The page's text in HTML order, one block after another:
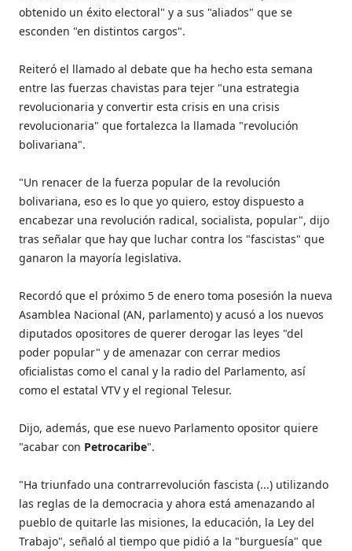
obtenido un éxito electoral" y a sus "aliados" que se
esconden "en distintos cargos".
Reiteró el llamado al debate que ha hecho esta semana
entre las fuerzas chavistas para tejer "una estrategia
revolucionaria y convertir esta crisis en una crisis
revolucionaria" que fortalezca la llamada "revolución
bolivariana".
"Un renacer de la fuerza popular de la revolución
bolivariana, eso es lo que yo quiero, estoy dispuesto a
encabezar una revolución radical, socialista, popular", dijo
tras señalar que hay que luchar contra los "fascistas" que
ganaron la mayoría legislativa.
Recordó que el próximo 5 de enero toma posesión la nueva
Asamblea Nacional (AN, parlamento) y acusó a los nuevos
diputados opositores de querer derogar las leyes "del
poder popular" y de amenazar con cerrar medios
oficialistas como el canal y la radio del Parlamento, así
como el estatal VTV y el regional Telesur.
Dijo, además, que ese nuevo Parlamento opositor quiere
"acabar con Petrocaribe".
"Ha triunfado una contrarrevolución fascista (...) utilizando
las reglas de la democracia y ahora está amenazando al
pueblo de quitarle las misiones, la educación, la Ley del
Trabajo", señaló al tiempo que pidió a la "burguesía" que